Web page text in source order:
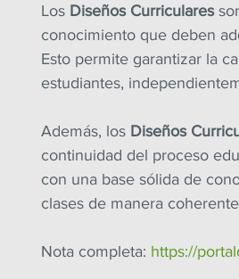
Los Diseños Curriculares
conocimiento que deben
Esto permite garantizar la
estudiantes,
Además, los Diseños
continuidad del proceso
con una base sólida de
clases de manera
Nota completa: https://